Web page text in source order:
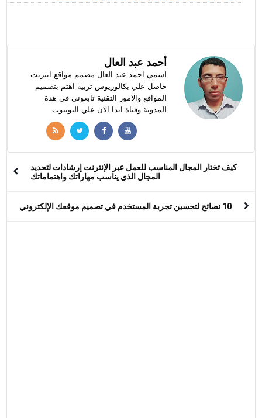
أحمد عبد العال
اسمي احمد عبد العال مصمم مواقع انترنت
حاصل علي بكالوريوس تربية اهتم بتصميم
المواقع والامور التقنية تابعوني في هذة
المدونة وقناة ابدا الان علي اليوتيوب
كيف تختار المجال المناسب للعمل عبر الإنترنت إرشادات لتحديد
المجال الذي يناسب مهاراتك واهتماماتك
10 نصائح لتحسين تجربة المستخدم في تصميم موقعك الإلكتروني